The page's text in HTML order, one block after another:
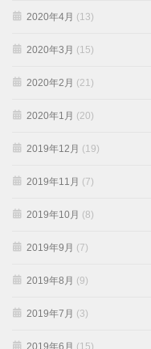
2020年4月 (13)
2020年3月 (15)
2020年2月 (21)
2020年1月 (20)
2019年12月 (19)
2019年11月 (7)
2019年10月 (8)
2019年9月 (7)
2019年8月 (9)
2019年7月 (3)
2019年6月 (15)